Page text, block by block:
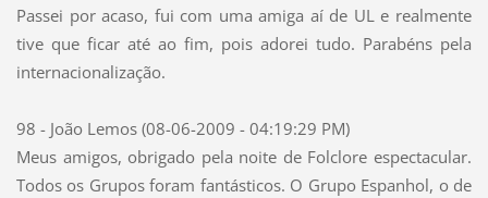
Passei por acaso, fui com uma amiga aí de UL e realmente
tive que ficar até ao fim, pois adorei tudo. Parabéns pela
internacionalização.
98 - João Lemos (08-06-2009 - 04:19:29 PM)
Meus amigos, obrigado pela noite de Folclore espectacular.
Todos os Grupos foram fantásticos. O Grupo Espanhol, o de